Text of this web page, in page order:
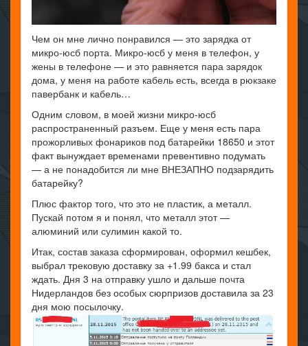
Чем он мне лично понравился — это зарядка от
микро-юсб порта. Микро-юсб у меня в телефон, у
жены в телефоне — и это равняется пара зарядок
дома, у меня на работе кабель есть, всегда в рюкзаке
павербанк и кабель…
Одним словом, в моей жизни микро-юсб
распространенный разъем. Еще у меня есть пара
прожорливых фонариков под батарейки 18650 и этот
факт вынуждает временами превентивно подумать
— а не понадобится ли мне ВНЕЗАПНО подзарядить
батарейку?
Плюс фактор того, что это не пластик, а металл.
Пускай потом я и понял, что металл этот —
алюминий или сулимин какой то.
Итак, состав заказа сформирован, оформил кешбек,
выбрал трековую доставку за +1.99 бакса и стал
ждать. Дня 3 на отправку ушло и дальше почта
Нидерландов без особых сюрпризов доставила за 23
дня мою посылочку.